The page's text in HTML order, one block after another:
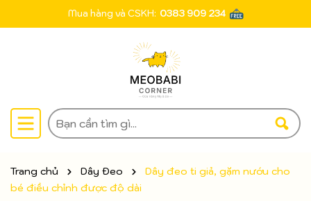
Mua hàng và CSKH: 0383 909 234
Trang chủ Dây Đeo
Dây đeo ti giả, gặm nướu cho
bé điều chỉnh được độ dài